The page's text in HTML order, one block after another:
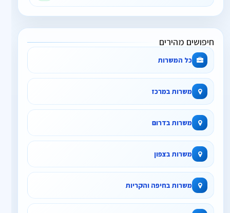
חיפושים מהירים
כל המשרות
משרות במרכז
משרות בדרום
משרות בצפון
משרות בחיפה והקריות